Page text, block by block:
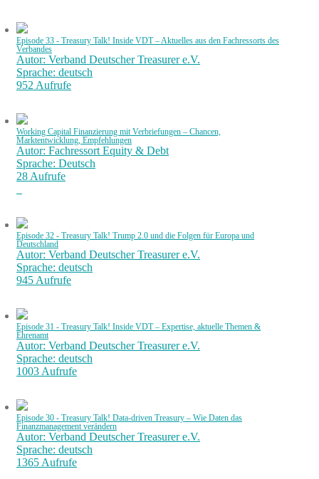
Episode 33 - Treasury Talk! Inside VDT – Aktuelles aus den Fachressorts des
Verbandes
Autor: Verband Deutscher Treasurer e.V.
Sprache: deutsch
952 Aufrufe
Working Capital Finanzierung mit Verbriefungen – Chancen,
Marktentwicklung, Empfehlungen
Autor: Fachressort Equity & Debt
Sprache: Deutsch
28 Aufrufe
Episode 32 - Treasury Talk! Trump 2.0 und die Folgen für Europa und
Deutschland
Autor: Verband Deutscher Treasurer e.V.
Sprache: deutsch
945 Aufrufe
Episode 31 - Treasury Talk! Inside VDT – Expertise, aktuelle Themen &
Ehrenamt
Autor: Verband Deutscher Treasurer e.V.
Sprache: deutsch
1003 Aufrufe
Episode 30 - Treasury Talk! Data-driven Treasury – Wie Daten das
Finanzmanagement verändern
Autor: Verband Deutscher Treasurer e.V.
Sprache: deutsch
1365 Aufrufe